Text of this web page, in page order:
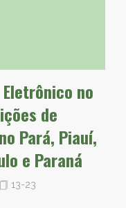
no
de
Pará, Piauí,
e Paraná
13-23